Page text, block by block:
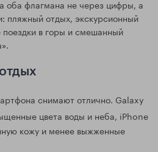
оба флагмана не через цифры, а
пляжный отдых, экскурсионный
в горы и смешанный
снимают отлично. Galaxy
цвета воды и неба, iPhone
кожу и менее выжженные